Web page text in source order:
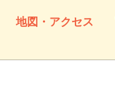
地図・アクセス